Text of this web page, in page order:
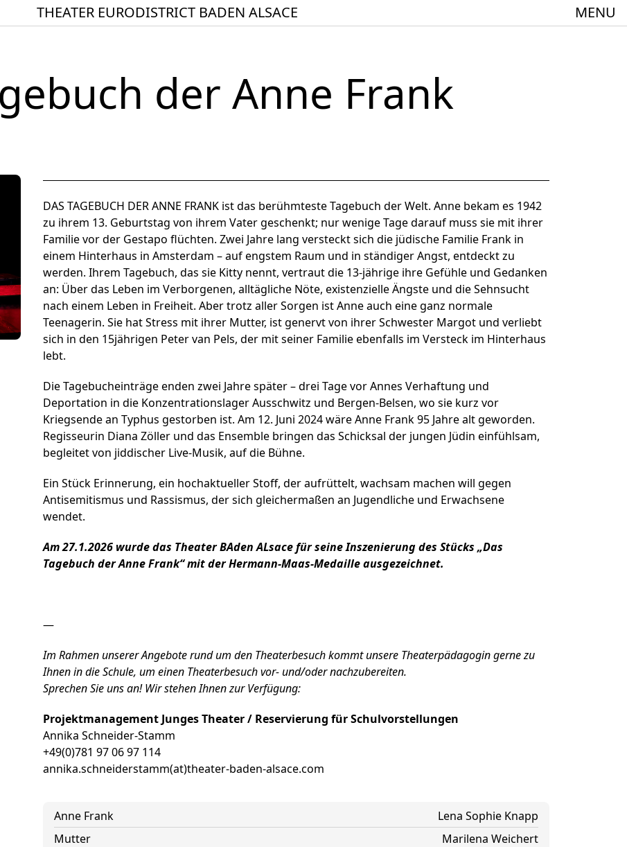
THEATER EURODISTRICT BADEN ALSACE MENU
Startseite
ACTO – Städte und Gemeindebund-Theater Oberrhein
Aktuelles
Geschichte
Ensemble
Theater BAden ALsace Spielstätte im Europäischen Forum am Rhein
Förderer und Partner Theater BAden ALsace
Services
der Anne Frank
DAS TAGEBUCH DER ANNE FRANK ist das berühmteste Tagebuch der Welt. Anne bekam es 1942
zu ihrem 13. Geburtstag von ihrem Vater geschenkt; nur wenige Tage darauf muss sie mit ihrer
Familie vor der Gestapo flüchten. Zwei Jahre lang versteckt sich die jüdische Familie Frank in
einem Hinterhaus in Amsterdam – auf engstem Raum und in ständiger Angst, entdeckt zu
werden. Ihrem Tagebuch, das sie Kitty nennt, vertraut die 13-jährige ihre Gefühle und Gedanken
an: Über das Leben im Verborgenen, alltägliche Nöte, existenzielle Ängste und die Sehnsucht
nach einem Leben in Freiheit. Aber trotz aller Sorgen ist Anne auch eine ganz normale
Teenagerin. Sie hat Stress mit ihrer Mutter, ist genervt von ihrer Schwester Margot und verliebt
sich in den 15jährigen Peter van Pels, der mit seiner Familie ebenfalls im Versteck im Hinterhaus
lebt.
Die Tagebucheinträge enden zwei Jahre später – drei Tage vor Annes Verhaftung und
Deportation in die Konzentrationslager Ausschwitz und Bergen-Belsen, wo sie kurz vor
Kriegsende an Typhus gestorben ist. Am 12. Juni 2024 wäre Anne Frank 95 Jahre alt geworden.
Regisseurin Diana Zöller und das Ensemble bringen das Schicksal der jungen Jüdin einfühlsam,
begleitet von jiddischer Live-Musik, auf die Bühne.
Ein Stück Erinnerung, ein hochaktueller Stoff, der aufrüttelt, wachsam machen will gegen
Antisemitismus und Rassismus, der sich gleichermaßen an Jugendliche und Erwachsene
wendet.
Am 27.1.2026 wurde das Theater BAden ALsace für seine Inszenierung des Stücks „Das
Tagebuch der Anne Frank“ mit der Hermann-Maas-Medaille ausgezeichnet.
—
Im Rahmen unserer Angebote rund um den Theaterbesuch kommt unsere Theaterpädagogin gerne zu
Ihnen in die Schule, um einen Theaterbesuch vor- und/oder nachzubereiten.
Sprechen Sie uns an! Wir stehen Ihnen zur Verfügung:
Projektmanagement Junges Theater / Reservierung für Schulvorstellungen
Annika Schneider-Stamm
+49(0)781 97 06 97 114
annika.schneiderstamm(at)theater-baden-alsace.com
Anne Frank
Lena Sophie Knapp
Mutter
Marilena Weichert